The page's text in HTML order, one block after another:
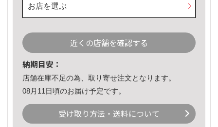
お店を選ぶ
近くの店舗を確認する
納期目安：
店舗在庫不足の為、取り寄せ注文となります。
08月11日頃のお届け予定です。
受け取り方法・送料について